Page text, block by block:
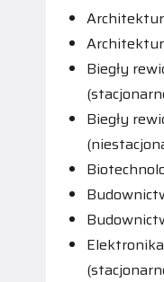
Biegły
Biegły